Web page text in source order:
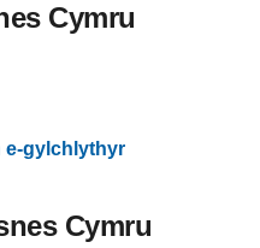
Cymru
e-gylchlythyr
Cymru